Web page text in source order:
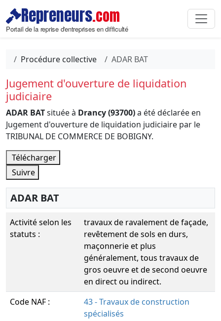
Repreneurs.com
Portail de la reprise d'entreprises en difficulté
Procédure collective ADAR BAT
Jugement d'ouverture de liquidation
judiciaire
ADAR BATsituée à Drancy (93700)a été déclarée en
Jugement d'ouverture de liquidation judiciaire par le
TRIBUNAL DE COMMERCE DE BOBIGNY.
Télécharger
Suivre
ADAR BAT
Activité selon les
statuts :
travaux de ravalement de façade,
revêtement de sols en durs,
maçonnerie et plus
généralement, tous travaux de
gros oeuvre et de second oeuvre
en direct ou indirect.
Code NAF :
43 - Travaux de construction
spécialisés